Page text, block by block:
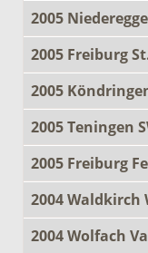
2005
2005 Freiburg
2005
2005 Teningen
2005 Freiburg
2004
2004 Wolfach